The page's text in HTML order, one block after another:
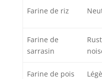
Farine de riz
Farine de
sarrasin
Farine de pois